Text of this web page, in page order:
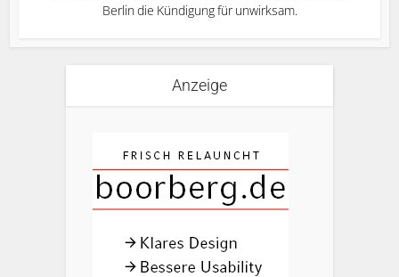
Berlin die Kündigung für unwirksam.
Anzeige